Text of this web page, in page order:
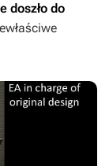
doszło do